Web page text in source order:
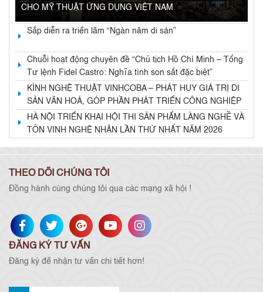
CHO MỸ THUẬT ỨNG DỤNG VIỆT NAM
Sắp diễn ra triển lãm “Ngàn năm di sản”
Chuỗi hoạt động chuyên đề “Chủ tịch Hồ Chí Minh – Tổng
Tư lệnh Fidel Castro: Nghĩa tình son sắt đặc biệt”
KÍNH NGHỆ THUẬT VINHCOBA – PHÁT HUY GIÁ TRỊ DI
SẢN VĂN HOÁ, GÓP PHẦN PHÁT TRIỂN CÔNG NGHIỆP
VĂN HOÁ VÀ KINH TẾ DI SẢN
HÀ NỘI TRIỂN KHAI HỘI THI SẢN PHẨM LÀNG NGHỀ VÀ
TÔN VINH NGHỆ NHÂN LẦN THỨ NHẤT NĂM 2026
THEO DÕI CHÚNG TÔI
Đồng hành cùng chúng tôi qua các mạng xã hội !
ĐĂNG KÝ TƯ VẤN
Đăng ký để nhận tư vấn chi tiết hơn!